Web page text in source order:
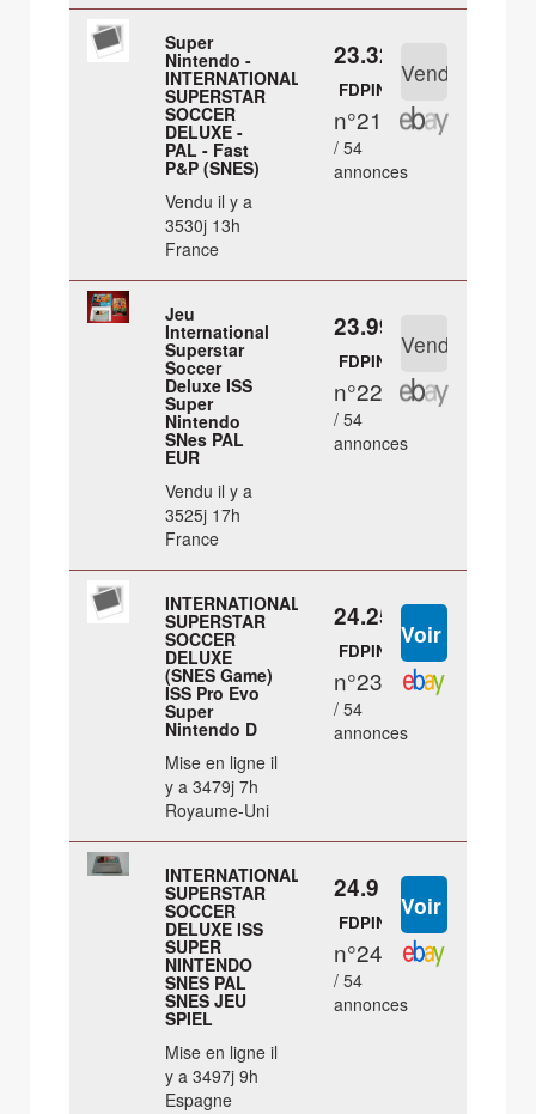
Super
Nintendo -
INTERNATIONAL
SUPERSTAR
SOCCER
DELUXE -
PAL - Fast
P&P (SNES)
Vendu il y a
3530j 13h
France
23.32 €
FDPIN
n°21
/ 54
annonces
Jeu
International
Superstar
Soccer
Deluxe ISS
Super
Nintendo
SNes PAL
EUR
Vendu il y a
3525j 17h
France
23.99 €
FDPIN
n°22
/ 54
annonces
INTERNATIONAL
SUPERSTAR
SOCCER
DELUXE
(SNES Game)
ISS Pro Evo
Super
Nintendo D
Mise en ligne il
y a 3479j 7h
Royaume-Uni
24.25 €
FDPIN
n°23
/ 54
annonces
INTERNATIONAL
SUPERSTAR
SOCCER
DELUXE ISS
SUPER
NINTENDO
SNES PAL
SNES JEU
SPIEL
Mise en ligne il
y a 3497j 9h
Espagne
24.9 €
FDPIN
n°24
/ 54
annonces